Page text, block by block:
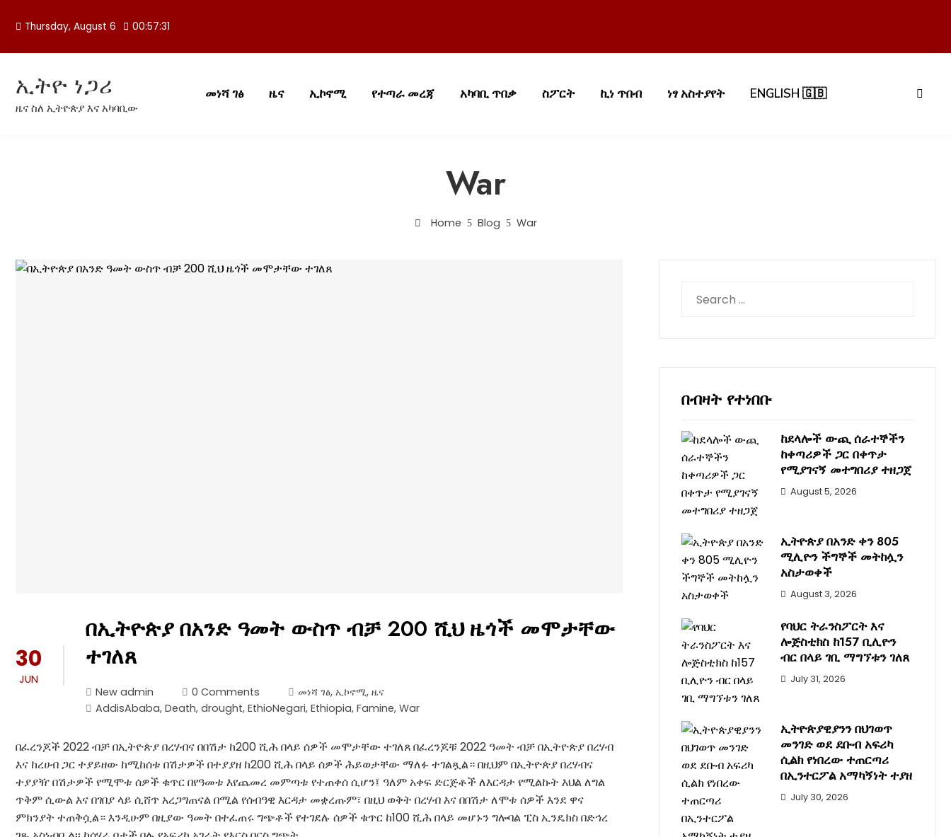
Thursday, August 6 00:57:32
ኢትዮ ነጋሪ
ዜና ስለ ኢትዮጵያ እና አካባቢው
መነሻ ገፅ ዜና ኢኮኖሚ የተጣራ መረጃ አካባቢ ጥበቃ ስፖርት ኪነ ጥበብ ነፃ አስተያየት ENGLISH 🇬🇧
War
Home Blog War
30
JUN
በኢትዮጵያ በአንድ ዓመት ውስጥ ብቻ 200 ሺህ ዜጎች መሞታቸው
ተገለጸ
New admin 0 Comments መነሻ ገፅ, ኢኮኖሚ, ዜና
AddisAbaba, Death, drought, EthioNegari, Ethiopia, Famine, War
በፈረንጆች 2022 ብቻ በኢትዮጵያ በረሃብና በበሽታ ከ200 ሺሕ በላይ ሰዎች መሞታቸው ተገለጸ በፈረንጆቹ 2022 ዓመት ብቻ በኢትዮጵያ በረሃብ
እና ከረሀብ ጋር ተያይዘው ከሚከሰቱ በሽታዎች በተያያዘ ከ200 ሺሕ በላይ ሰዎች ሕይወታቸው ማለፉ ተገልጿል። በዚህም በኢትዮጵያ በረሃብና
ተያያዥ በሽታዎች የሚሞቱ ሰዎች ቁጥር በየዓመቱ እየጨመረ መምጣቱ የተጠቀሰ ሲሆን፤ ዓለም አቀፍ ድርጅቶች ለእርዳታ የሚልኩት እህል ለግል
ጥቅም ሲውል እና በገበያ ላይ ሲሸጥ አረጋግጠናል በሚል የሰብዓዊ እርዳታ መቋረጡም፣ በዚህ ወቅት በረሃብ እና በበሽታ ለሞቱ ሰዎች እንደ ዋና
ምክንያት ተጠቅሷል። እንዲሁም በዚያው ዓመት በተፈጠሩ ግጭቶች የተገደሉ ሰዎች ቁጥር ከ100 ሺሕ በላይ መሆኑን ግሎባል ፒስ ኢንዴክስ በድኅረ
for:
በብዛት የተነበቡ
ከደላሎች ውጪ ሰራተኞችን
ከቀጣሪዎች ጋር በቀጥታ
የሚያገናኝ መተግበሪያ ተዘጋጀ
August 5, 2026
ኢትዮጵያ በአንድ ቀን 805
ሚሊዮን ችግኞች መትከሏን
አስታወቀች
August 3, 2026
የባህር ትራንስፖርት እና
ሎጅስቲክስ ከ157 ቢሊዮን
ብር በላይ ገቢ ማግኘቱን ገለጸ
July 31, 2026
ኢትዮጵያዊያንን በህገወጥ
መንገድ ወደ ደቡብ አፍሪካ
ሲልክ የነበረው ተጠርጣሪ
በኢንተርፖል አማካኝነት ተያዘ
July 30, 2026